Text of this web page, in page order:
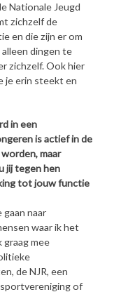
Nationale Jeugd
zichzelf de
en die zijn er om
dingen te
zichzelf. Ook hier
je erin steekt en
in een
is actief in de
maar
jij tegen hen
tot jouw functie
naar
waar ik het
graag mee
de NJR, een
of